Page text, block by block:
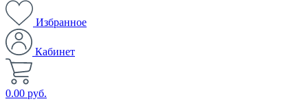
Избранное
Кабинет
0.00 руб.